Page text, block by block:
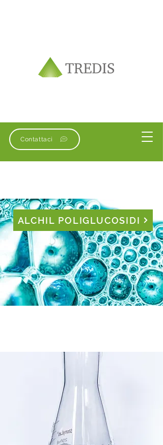
Contattaci
ALCHIL POLIGLUCOSIDI